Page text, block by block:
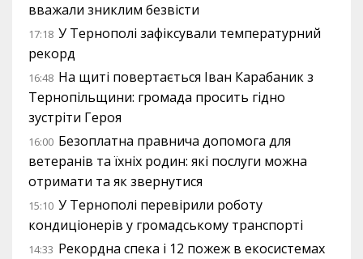
вважали зниклим безвісти
17:18 У Тернополі зафіксували температурний
рекорд
16:48 На щиті повертається Іван Карабаник з
Тернопільщини: громада просить гідно
зустріти Героя
16:00 Безоплатна правнича допомога для
ветеранів та їхніх родин: які послуги можна
отримати та як звернутися
15:10 У Тернополі перевірили роботу
кондиціонерів у громадському транспорті
14:33 Рекордна спека і 12 пожеж в екосистемах